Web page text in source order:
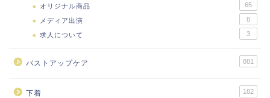
オリジナル商品 65
メディア出演 8
求人について 3
バストアップケア 881
下着 182